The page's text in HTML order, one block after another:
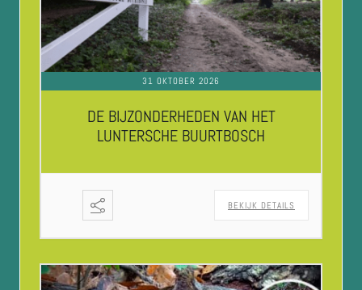
31 OKTOBER 2026
DE BIJZONDERHEDEN VAN HET
LUNTERSCHE BUURTBOSCH
BEKIJK DETAILS